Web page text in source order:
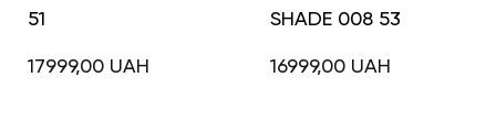
51
17999,00 UAH
SHADE 008 53
16999,00 UAH